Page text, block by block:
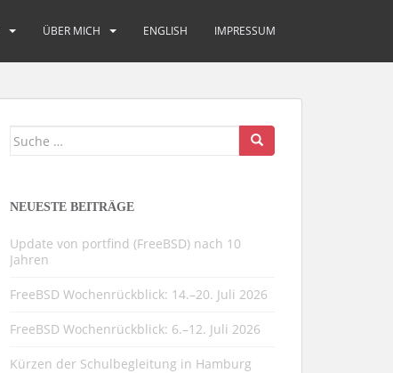
ÜBER MICH ENGLISH IMPRESSUM
Suche
NEUESTE BEITRÄGE
Update von portfind (FreeBSD) nach 10
Jahren
FreeBSD Wochenrückblick: 14.–20. Juli 2026
FreeBSD Wochenrückblick: 6.–12. Juli 2026
Kürzen der Schulbegleitung in Hamburg